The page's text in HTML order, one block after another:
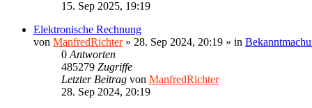
15. Sep 2025, 19:19
Elektronische Rechnung
von ManfredRichter» 28. Sep 2024, 20:19 » in
0 Antworten
485279 Zugriffe
Letzter Beitrag von ManfredRichter
28. Sep 2024, 20:19